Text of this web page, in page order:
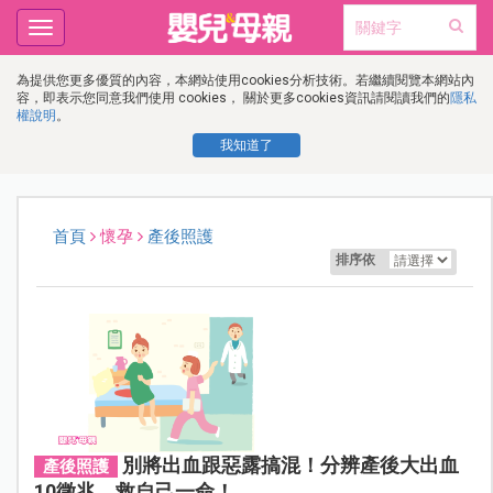
為提供您更多優質的內容，本網站使用cookies分析技術。若繼續閱覽本網站內
容，即表示您同意我們使用 cookies， 關於更多cookies資訊請閱讀我們的隱私
權說明 。
我知道了
Toggle
navigation
首頁 懷孕 產後照護
排序依
產後照護
別將出血跟惡露搞混！分辨產後大出血